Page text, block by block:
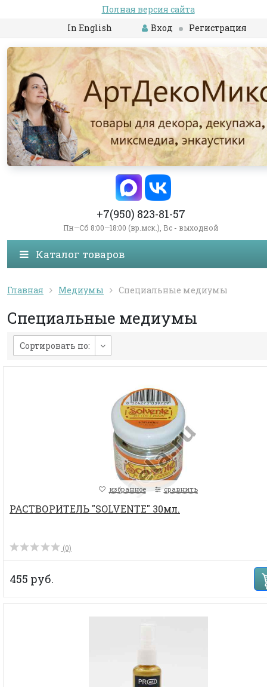
Полная версия сайта
In English
Вход Регистрация
+7(950) 823-81-57
Пн—Сб 8:00—18:00 (вр.мск.), Вс - выходной
Каталог товаров
Главная Медиумы Специальные медиумы
Специальные медиумы
Сортировать по:
избранное сравнить
РАСТВОРИТЕЛЬ "SOLVENTE" 30мл.
(0)
455 руб.